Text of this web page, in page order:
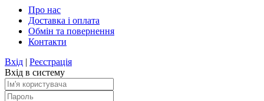
Про нас
Доставка і оплата
Обмін та повернення
Контакти
Вхід | Реєстрація
Вхід в систему